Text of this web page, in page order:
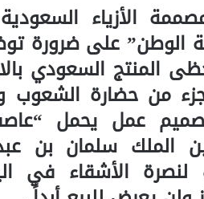
الأزياء
الوطن” على ضرورة
المنتج السعودي
جزء من حضارة الشعوب
عمل يحمل
الملك سلمان بن
لنصرة الأشقاء في